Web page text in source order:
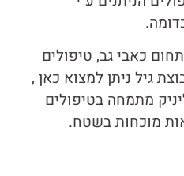
כאבי גב, טיפולים
גיל ניתן למצוא כאן ,
מתמחה בטיפולים
מוכחות בשטח.